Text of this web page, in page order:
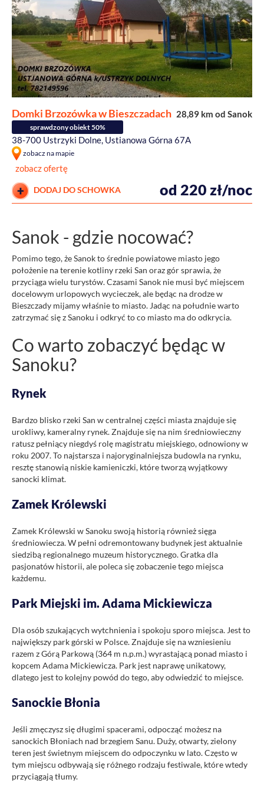
Domki Brzozówka w Bieszczadach 28,89 km od Sanok
sprawdzony obiekt 50%
38-700 Ustrzyki Dolne, Ustianowa Górna 67A
zobacz na mapie
zobacz ofertę
DODAJ DO SCHOWKA od 220 zł/noc
Sanok - gdzie nocować?
Pomimo tego, że Sanok to średnie powiatowe miasto jego
położenie na terenie kotliny rzeki San oraz gór sprawia, że
przyciąga wielu turystów. Czasami Sanok nie musi być miejscem
docelowym urlopowych wycieczek, ale będąc na drodze w
Bieszczady mijamy właśnie to miasto. Jadąc na południe warto
zatrzymać się z Sanoku i odkryć to co miasto ma do odkrycia.
Co warto zobaczyć będąc w
Sanoku?
Rynek
Bardzo blisko rzeki San w centralnej części miasta znajduje się
urokliwy, kameralny rynek. Znajduje się na nim średniowieczny
ratusz pełniący niegdyś rolę magistratu miejskiego, odnowiony w
roku 2007. To najstarsza i najoryginalniejsza budowla na rynku,
resztę stanowią niskie kamieniczki, które tworzą wyjątkowy
sanocki klimat.
Zamek Królewski
Zamek Królewski w Sanoku swoją historią również sięga
średniowiecza. W pełni odremontowany budynek jest aktualnie
siedzibą regionalnego muzeum historycznego. Gratka dla
pasjonatów historii, ale poleca się zobaczenie tego miejsca
każdemu.
Park Miejski im. Adama Mickiewicza
Dla osób szukających wytchnienia i spokoju sporo miejsca. Jest to
największy park górski w Polsce. Znajduje się na wzniesieniu
razem z Górą Parkową (364 m n.p.m.) wyrastającą ponad miasto i
kopcem Adama Mickiewicza. Park jest naprawę unikatowy,
dlatego jest to kolejny powód do tego, aby odwiedzić to miejsce.
Sanockie Błonia
Jeśli zmęczysz się długimi spacerami, odpocząć możesz na
sanockich Błoniach nad brzegiem Sanu. Duży, otwarty, zielony
teren jest świetnym miejscem do odpoczynku w lato. Często w
tym miejscu odbywają się różnego rodzaju festiwale, które wtedy
przyciągają tłumy.